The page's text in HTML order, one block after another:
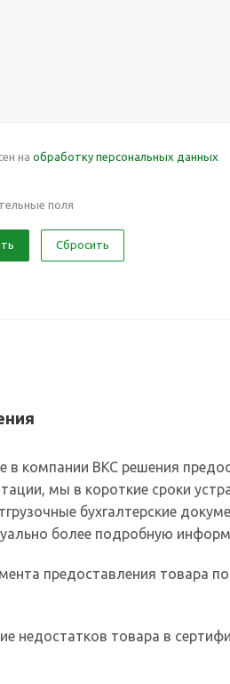
на обработку персональных данных
поля
Сбросить
компании ВКС решения
мы в короткие сроки
бухгалтерские
более подробную
предоставления товара
недостатков товара в